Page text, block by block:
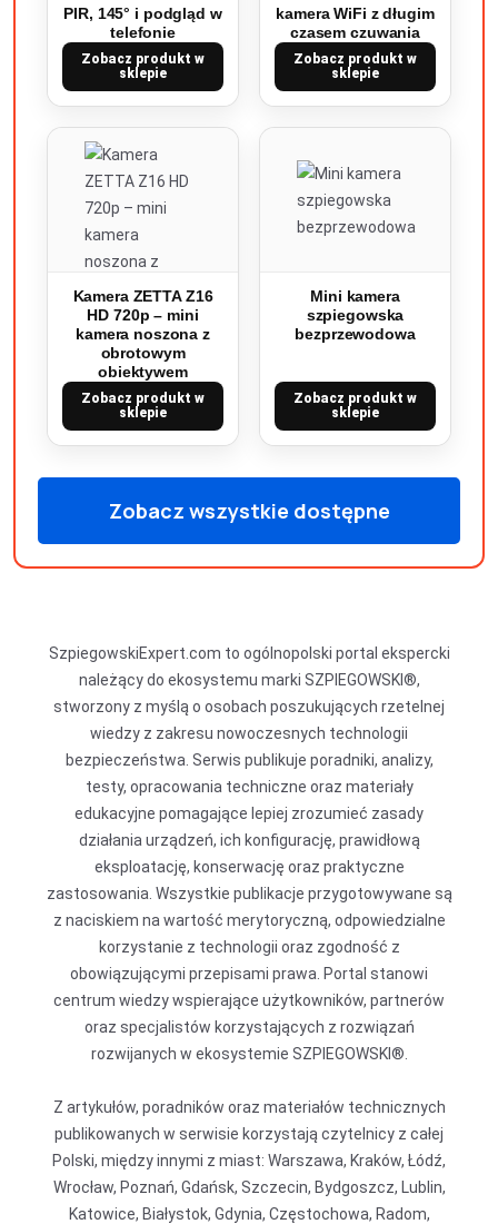
PIR, 145° i podgląd w
telefonie
Zobacz produkt w
sklepie
kamera WiFi z długim
czasem czuwania
Zobacz produkt w
sklepie
Kamera ZETTA Z16
HD 720p – mini
kamera noszona z
obrotowym
obiektywem
Zobacz produkt w
sklepie
Mini kamera
szpiegowska
bezprzewodowa
Zobacz produkt w
sklepie
Zobacz wszystkie dostępne
produkty
SzpiegowskiExpert.com to ogólnopolski portal ekspercki
należący do ekosystemu marki SZPIEGOWSKI®,
stworzony z myślą o osobach poszukujących rzetelnej
wiedzy z zakresu nowoczesnych technologii
bezpieczeństwa. Serwis publikuje poradniki, analizy,
testy, opracowania techniczne oraz materiały
edukacyjne pomagające lepiej zrozumieć zasady
działania urządzeń, ich konfigurację, prawidłową
eksploatację, konserwację oraz praktyczne
zastosowania. Wszystkie publikacje przygotowywane są
z naciskiem na wartość merytoryczną, odpowiedzialne
korzystanie z technologii oraz zgodność z
obowiązującymi przepisami prawa. Portal stanowi
centrum wiedzy wspierające użytkowników, partnerów
oraz specjalistów korzystających z rozwiązań
rozwijanych w ekosystemie SZPIEGOWSKI®.
Z artykułów, poradników oraz materiałów technicznych
publikowanych w serwisie korzystają czytelnicy z całej
Polski, między innymi z miast: Warszawa, Kraków, Łódź,
Wrocław, Poznań, Gdańsk, Szczecin, Bydgoszcz, Lublin,
Katowice, Białystok, Gdynia, Częstochowa, Radom,